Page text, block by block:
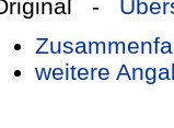
-
weitere